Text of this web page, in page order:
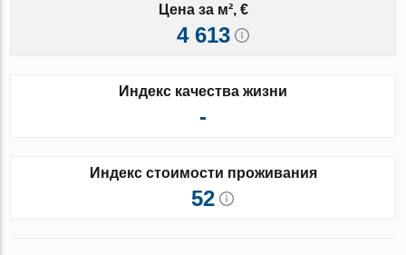
Цена за м², €
4 613
Индекс качества жизни
-
Индекс стоимости проживания
52